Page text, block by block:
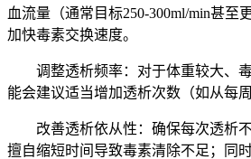
血流量（通常目标250-300ml/min甚至
加快毒素交换速度。
调整透析频率：对于体重较大、
能会建议适当增加透析次数（如从每
改善透析依从性：确保每次透析
擅自缩短时间导致毒素清除不足；同